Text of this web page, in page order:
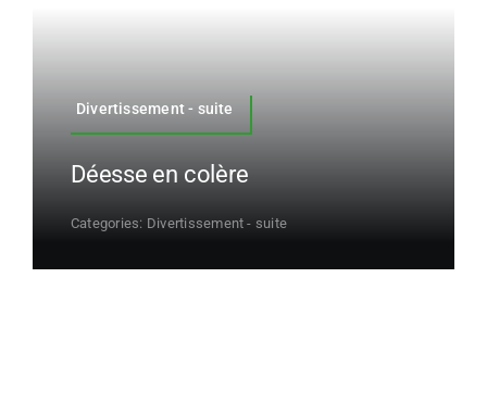
Divertissement - suite
Déesse en colère
Categories: Divertissement - suite